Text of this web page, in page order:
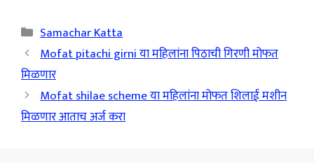
Categories
Samachar Katta
Mofat pitachi girni या महिलांना पिठाची गिरणी मोफत
मिळणार
Mofat shilae scheme या महिलांना मोफत शिलाई मशीन
मिळणार आताच अर्ज करा